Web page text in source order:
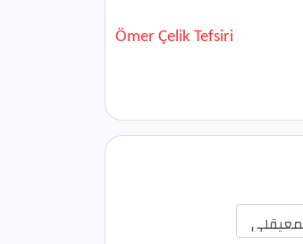
Ömer Çelik Tefsiri